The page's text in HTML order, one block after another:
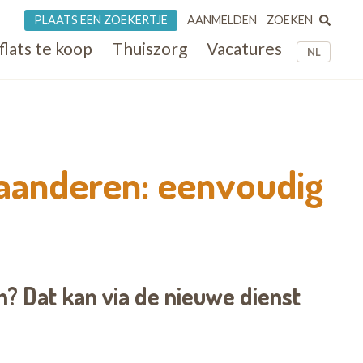
NL
te koop Thuiszorg Vacatures
PLAATS EEN ZOEKERTJE AANMELDEN ZOEKEN
eenvoudig
Dat kan via de nieuwe dienst